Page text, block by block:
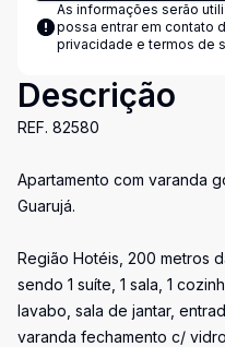
As informações serão
possa entrar em contato
privacidade e termos de
Descrição
REF. 82580
Apartamento com varanda
Guarujá.
Região Hotéis, 200 metros
sendo 1 suíte, 1 sala, 1
lavabo, sala de jantar,
varanda fechamento c/